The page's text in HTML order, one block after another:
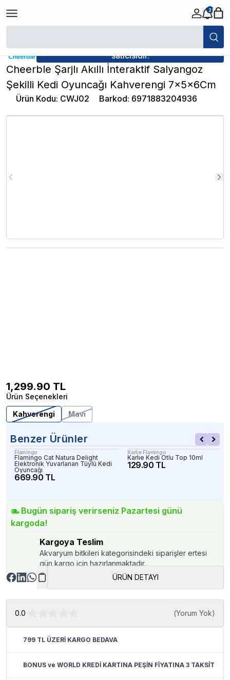
2
/ Cheerble Şarjlı Akıllı İnteraktif Salyangoz Şekilli
satıcısıdır.
Cheerble Şarjlı Akıllı İnteraktif Salyangoz
Şekilli Kedi Oyuncağı Kahverengi 7x5x6Cm
Ürün Kodu: CWJ02 Barkod: 6971883204936
1,299.90 TL
Ürün Seçenekleri
Kahverengi
Mavi
Benzer Ürünler
Flamingo
Flamingo Cat Natura Delight
Elektronik Yuvarlanan Tüylü Kedi
Oyuncağı
669.90 TL
Karlie Flamingo
Karlıe Kedi Otlu Top 10ml
129.90 TL
Bugün sipariş verirseniz Pazartesi günü
kargoda!
Kargoya Teslim
Akvaryum bitkileri kategorisindeki siparişler ertesi
gün kargo için hazırlanmaktadır.
ÜRÜN DETAYI
0.0 (Yorum Yok)
799 TL ÜZERİ KARGO BEDAVA
BONUS ve WORLD KREDİ KARTINA PEŞİN FİYATINA 3 TAKSİT